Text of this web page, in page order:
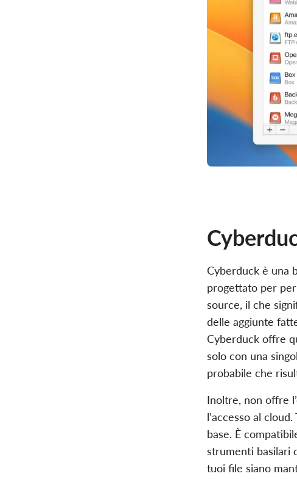
Cyberduck è una
progettato per
source, il che
delle aggiunte
Cyberduck offre
solo con una
probabile che
Inoltre, non offre
l’accesso al
base. È
strumenti basilari
tuoi file siano